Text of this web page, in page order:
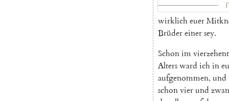
wirklicheuer
Brüdereinersey.
Schonim
Altersward ichin
aufgenommen, und
schonvierund